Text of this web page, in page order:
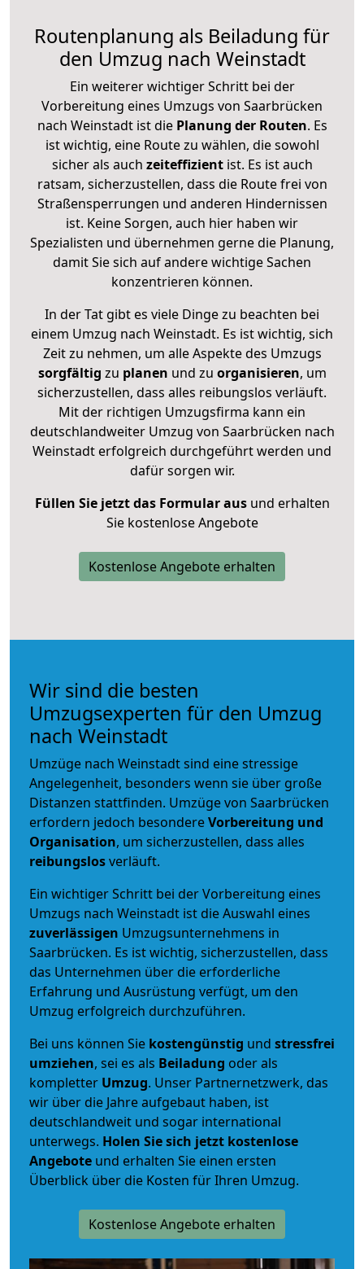
Routenplanung als Beiladung für
den Umzug nach Weinstadt
Ein weiterer wichtiger Schritt bei der
Vorbereitung eines Umzugs von Saarbrücken
nach Weinstadt ist diePlanung der Routen. Es
ist wichtig, eine Route zu wählen, die sowohl
sicher als auch zeiteffizientist. Es ist auch
ratsam, sicherzustellen, dass die Route frei von
Straßensperrungen und anderen Hindernissen
ist. Keine Sorgen, auch hier haben wir
Spezialisten und übernehmen gerne die Planung,
damit Sie sich auf andere wichtige Sachen
konzentrieren können.
In der Tat gibt es viele Dinge zu beachten bei
einem Umzug nach Weinstadt. Es ist wichtig, sich
Zeit zu nehmen, um alle Aspekte des Umzugs
sorgfältig zu planen und zu organisieren, um
sicherzustellen, dass alles reibungslos verläuft.
Mit der richtigen Umzugsfirma kann ein
deutschlandweiter Umzug von Saarbrücken nach
Weinstadt erfolgreich durchgeführt werden und
dafür sorgen wir.
Füllen Sie jetzt das Formular ausund erhalten
Sie kostenlose Angebote
Kostenlose Angebote erhalten
Wir sind die besten
Umzugsexperten für den Umzug
nach Weinstadt
Umzüge nach Weinstadt sind eine stressige
Angelegenheit, besonders wenn sie über große
Distanzen stattfinden. Umzüge von Saarbrücken
erfordern jedoch besondereVorbereitung und
Organisation, um sicherzustellen, dass alles
reibungslosverläuft.
Ein wichtiger Schritt bei der Vorbereitung eines
Umzugs nach Weinstadt ist die Auswahl eines
zuverlässigen Umzugsunternehmens in
Saarbrücken. Es ist wichtig, sicherzustellen, dass
das Unternehmen über die erforderliche
Erfahrung und Ausrüstung verfügt, um den
Umzug erfolgreich durchzuführen.
Bei uns können Sie kostengünstig und stressfrei
umziehen, sei es als Beiladung oder als
kompletter Umzug. Unser Partnernetzwerk, das
wir über die Jahre aufgebaut haben, ist
deutschlandweit und sogar international
unterwegs. Holen Sie sich jetzt kostenlose
Angebote und erhalten Sie einen ersten
Überblick über die Kosten für Ihren Umzug.
Kostenlose Angebote erhalten